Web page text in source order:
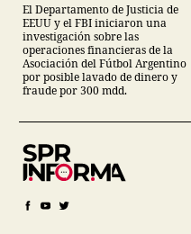
El Departamento de Justicia de
EEUU y el FBI iniciaron una
investigación sobre las
operaciones financieras de la
Asociación del Fútbol Argentino
por posible lavado de dinero y
fraude por 300 mdd.